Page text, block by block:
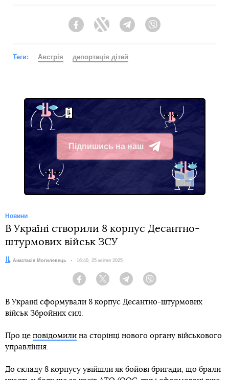
FacebookTwitter Telegram
Теги: Австрія депортація дітей
Підпишись на наш
Telegram
Новини
В Україні створили 8 корпус Десантно-
штурмових військ ЗСУ
Автор:
Анастасія Могилевець Дата:
16:40, 25 квітня 2025
Facebook Twitter Telegram
В Україні сформували 8 корпус Десантно-штурмових
військ Збройних сил.
Про це повідомили на сторінці нового органу військового
управління.
До складу 8 корпусу увійшли як бойові бригади, що брали